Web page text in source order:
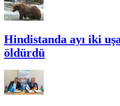
Hindistanda ayı iki
öldürdü